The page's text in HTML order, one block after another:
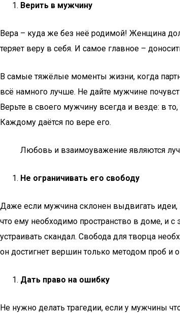
Верить в мужчину
Вера – куда же без неё родимой! Женщина
теряет веру в себя. И самое главное –
В самые тяжёлые моменты жизни, когда
всё намного лучше. Не дайте мужчине
Верьте в своего мужчину всегда и везде: в
Каждому даётся по вере его.
Любовь и взаимоуважение являются
Не ограничивать его свободу
Даже если мужчина склонен выдвигать
что ему необходимо пространство в доме, и
устраивать скандал. Свобода для творца
он достигнет вершин только методом проб и
Дать право на ошибку
Не нужно делать трагедии, если у мужчины